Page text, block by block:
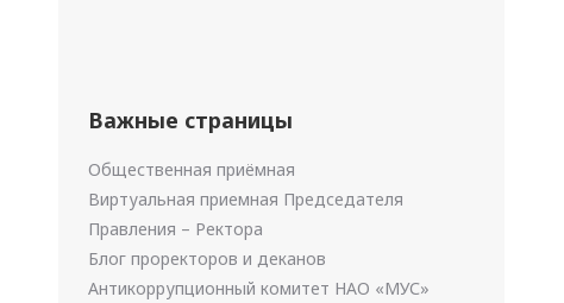
Важные страницы
Общественная приёмная
Виртуальная приемная Председателя
Правления – Ректора
Блог проректоров и деканов
Антикоррупционный комитет НАО «МУС»